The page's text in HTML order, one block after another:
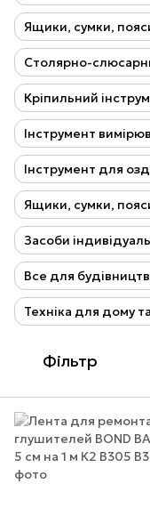
Ящики, сумки,
Столярно-
Кріпильний
Інструмент
Інструмент для
Ящики, сумки,
Засоби
Все для
Техніка для дому
Фільтр